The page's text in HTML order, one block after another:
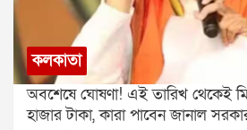
কলকাতা
অবশেষে ঘোষণা! এই তারিখ থেকেই
হাজার টাকা, কারা পাবেন জানাল